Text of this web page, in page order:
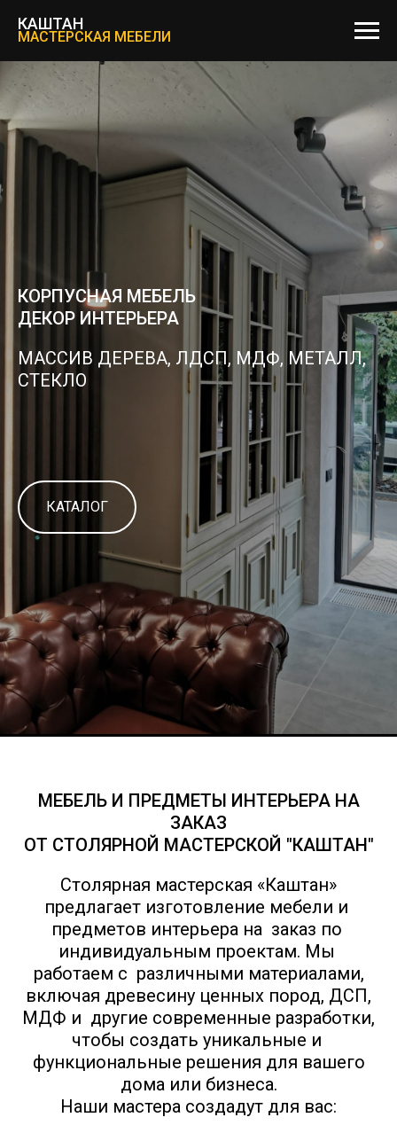
КАШТАН
МАСТЕРСКАЯ МЕБЕЛИ
КОРПУСНАЯ МЕБЕЛЬ
ДЕКОР ИНТЕРЬЕРА
МАССИВ ДЕРЕВА, ЛДСП, МДФ, МЕТАЛЛ,
СТЕКЛО
КАТАЛОГ
МЕБЕЛЬ И ПРЕДМЕТЫ ИНТЕРЬЕРА НА
ЗАКАЗ
ОТ СТОЛЯРНОЙ МАСТЕРСКОЙ "КАШТАН"
Столярная мастерская «Каштан»
предлагает изготовление мебели и
предметов интерьера на заказ по
индивидуальным проектам. Мы
работаем с различными материалами,
включая древесину ценных пород, ДСП,
МДФ и другие современные разработки,
чтобы создать уникальные и
функциональные решения для вашего
дома или бизнеса.
Наши мастера создадут для вас: